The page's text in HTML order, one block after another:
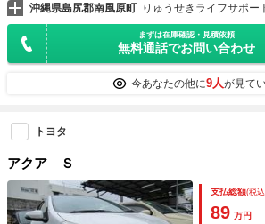
沖縄県島尻郡南風原町 りゅうせきライフサポ
まずは在庫確認・見積依頼
無料通話でお問い合わせ
今あなたの他に9人が見て
トヨタ
アクア Ｓ
支払総額(税
89 万円